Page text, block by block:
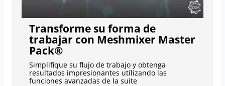
Transforme su forma de
trabajar con Meshmixer Master
Pack®
Simplifique su flujo de trabajo y obtenga
resultados impresionantes utilizando las
funciones avanzadas de la suite